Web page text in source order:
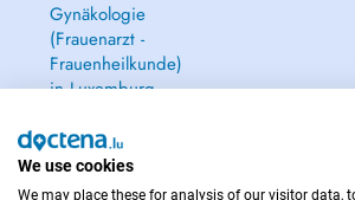
Gynäkologie
(Frauenarzt -
Frauenheilkunde)
in Luxemburg
We use cookies
We may place these for analysis of our visitor data,